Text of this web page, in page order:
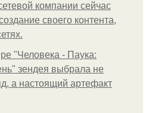
компании сейчас
своего контента,
"Человека - Паука:
зендея выбрала не
а настоящий артефакт